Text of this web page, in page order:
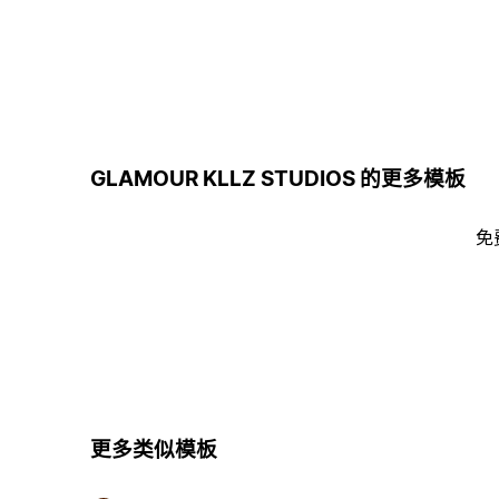
GLAMOUR KLLZ STUDIOS 的更多模板
免
更多类似模板